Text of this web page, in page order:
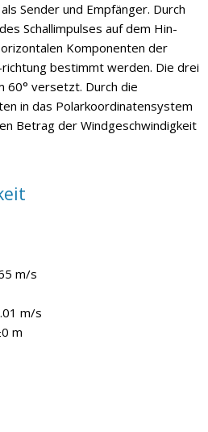
Sender und Empfänger. Durch
Schallimpulses auf dem Hin-
Komponenten der
bestimmt werden. Die drei
60° versetzt. Durch die
in das Polarkoordinatensystem
Betrag der Windgeschwindigkeit
m/s
m/s
m